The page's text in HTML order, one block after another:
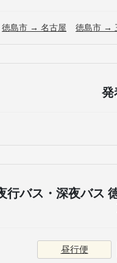
徳島市 → 名古屋 徳島市 →
発
行バス・深夜バス
昼行便